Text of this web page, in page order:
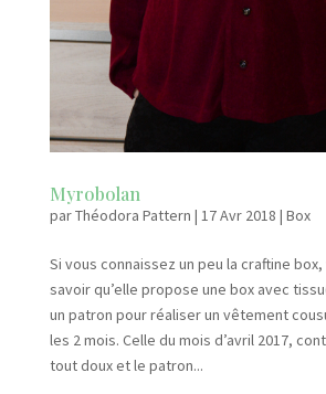
Myrobolan
parThéodora Pattern | 17 Avr 2018 | Box
Si vous connaissez un peu la craftine
savoir qu’elle propose une box avec
un patron pour réaliser un vêtement
les 2 mois. Celle du mois d’avril 2017,
tout doux et le patron...